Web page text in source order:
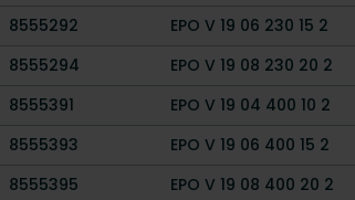
8555292
EPO V 19 06 230 15 2
8555294
EPO V 19 08 230 20 2
8555391
EPO V 19 04 400 10 2
8555393
EPO V 19 06 400 15 2
8555395
EPO V 19 08 400 20 2